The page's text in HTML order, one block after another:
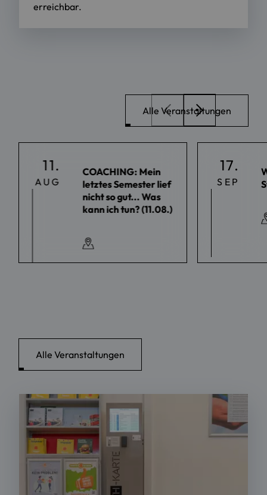
erreichbar.
Alle Veranstaltungen
11.
AUG
COACHING: Mein
letztes Semester lief
nicht so gut... Was
kann ich tun? (11.08.)
17.
SEP
Alle Veranstaltungen